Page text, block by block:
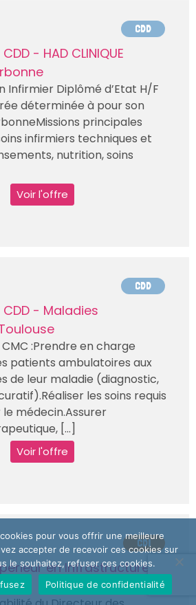
CDD
- HAD CLINIQUE
Infirmier Diplômé d’Etat H/F
déterminée à pour son
principales
infirmiers techniques et
nutrition, soins
Voir l'offre
CDD
- Maladies
:Prendre en charge
patients ambulatoires aux
de leur maladie (diagnostic,
les soins requis
médecin.Assurer
[...]
Voir l'offre
CDI
en Infrastructure
F
pour vous offrir une meilleure
accepter de recevoir ces cookies sur
le souhaitez, refuser ces cookies.
Politique de confidentialité